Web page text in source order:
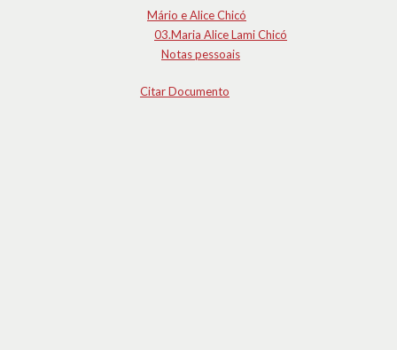
Mário e Alice Chicó
03.Maria Alice Lami Chicó
Notas pessoais
Citar Documento